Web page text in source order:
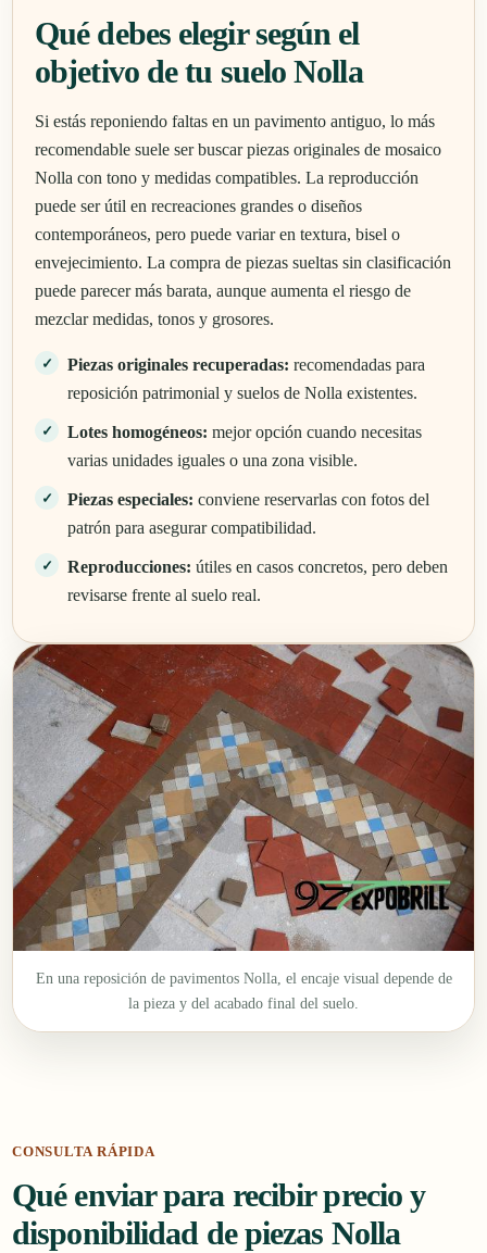
Qué debes elegir según el
objetivo de tu suelo Nolla
Si estás reponiendo faltas en un pavimento antiguo, lo más
recomendable suele ser buscar piezas originales de mosaico
Nolla con tono y medidas compatibles. La reproducción
puede ser útil en recreaciones grandes o diseños
contemporáneos, pero puede variar en textura, bisel o
envejecimiento. La compra de piezas sueltas sin clasificación
puede parecer más barata, aunque aumenta el riesgo de
mezclar medidas, tonos y grosores.
Piezas originales recuperadas: recomendadas para
reposición patrimonial y suelos de Nolla existentes.
Lotes homogéneos: mejor opción cuando necesitas
varias unidades iguales o una zona visible.
Piezas especiales: conviene reservarlas con fotos del
patrón para asegurar compatibilidad.
Reproducciones: útiles en casos concretos, pero deben
revisarse frente al suelo real.
En una reposición de pavimentos Nolla, el encaje visual depende de
la pieza y del acabado final del suelo.
CONSULTA RÁPIDA
Qué enviar para recibir precio y
disponibilidad de piezas Nolla